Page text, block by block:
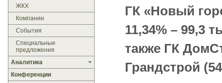
ЖКХ
Компании
События
Специальные
предложения
Аналитика
Конференции
ГК «Новый
11,34% – 99,3
также ГК
Грандстрой